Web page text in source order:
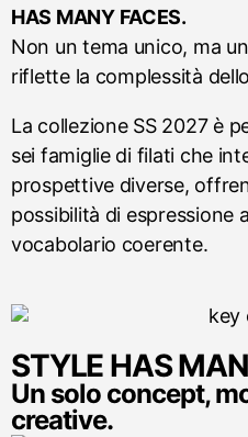
HAS MANY FACES.
Non un tema unico, ma
riflette la complessità
La collezione SS 2027 è
sei famiglie di filati che
prospettive diverse,
possibilità di espressione
vocabolario coerente.
STYLE HAS
Un solo concept,
creative.